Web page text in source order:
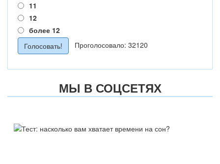
11
12
более 12
Проголосовало: 32120
МЫ В СОЦСЕТЯХ